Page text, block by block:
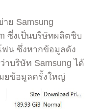
ย Samsung
ซึ่งเป็นบริษัทผลิตชิบ
น ซึ่งหากข้อมูลดัง
าบริษัท Samsung ได้
ยข้อมูลครั้งใหญ่